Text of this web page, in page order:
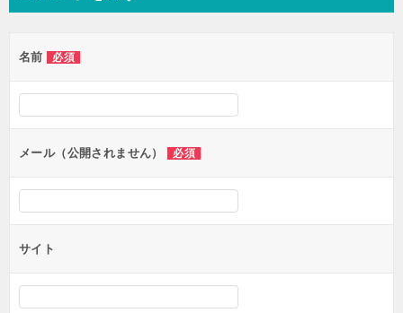
ビ
ー
シ
ン
名前 必須
メール（公開されません） 必須
サイト